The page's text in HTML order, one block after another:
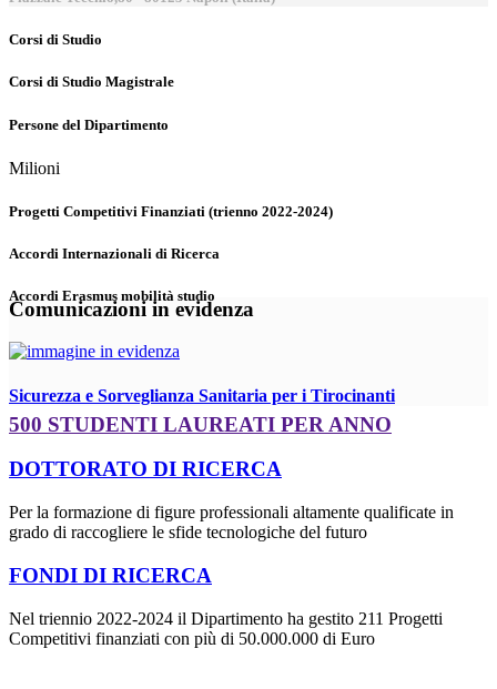
Corsi di Studio
Corsi di Studio Magistrale
Persone del Dipartimento
Milioni
Progetti Competitivi Finanziati (trienno 2022-2024)
Accordi Internazionali di Ricerca
Accordi Erasmus mobilità studio
Comunicazioni in evidenza
Sicurezza e Sorveglianza Sanitaria per i Tirocinanti
500 STUDENTI LAUREATI PER ANNO
DOTTORATO DI RICERCA
Per la formazione di figure professionali altamente qualificate in
grado di raccogliere le sfide tecnologiche del futuro
FONDI DI RICERCA
Nel triennio 2022-2024 il Dipartimento ha gestito 211 Progetti
Competitivi finanziati con più di 50.000.000 di Euro